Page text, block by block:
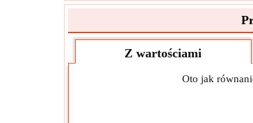
Z wartościami
Oto jak